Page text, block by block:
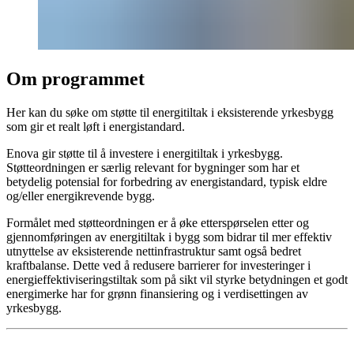
Om programmet
Her kan du søke om støtte til energitiltak i eksisterende yrkesbygg
som gir et realt løft i energistandard.
Enova gir støtte til å investere i energitiltak i yrkesbygg.
Støtteordningen er særlig relevant for bygninger som har et
betydelig potensial for forbedring av energistandard, typisk eldre
og/eller energikrevende bygg.
Formålet med støtteordningen er å øke etterspørselen etter og
gjennomføringen av energitiltak i bygg som bidrar til mer effektiv
utnyttelse av eksisterende nettinfrastruktur samt også bedret
kraftbalanse. Dette ved å redusere barrierer for investeringer i
energieffektiviseringstiltak som på sikt vil styrke betydningen et godt
energimerke har for grønn finansiering og i verdisettingen av
yrkesbygg.